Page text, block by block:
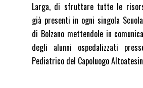
Larga, di sfruttare tutte le
già presenti in ogni singola
di Bolzano mettendole in
degli alunni ospedalizzati
Pediatrico del Capoluogo